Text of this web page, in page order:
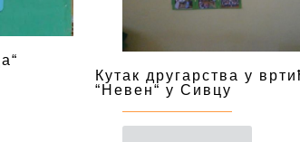
Кутак другарства у
“Невен“ у Сивцу